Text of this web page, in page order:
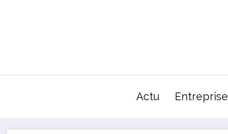
Actu Entreprise